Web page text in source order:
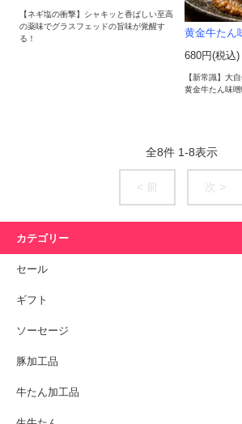
【ネギ塩の衝撃】シャキッと香ばしい至高
の薬味でグラスフェッドの旨味が覚醒す
る！
黄金牛た
680円(税込)
【新常識】大
黄金牛たん味噌
全8件 1-8表示
< 前 次 >
カテゴリー
セール
ギフト
ソーセージ
豚加工品
牛たん加工品